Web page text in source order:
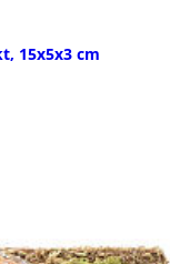
15x5x3 cm